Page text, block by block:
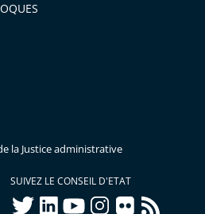
la Justice administrative
SUIVEZ LE CONSEIL D'ETAT
twitterlinkedInyoutubeinstagram
flickr rss